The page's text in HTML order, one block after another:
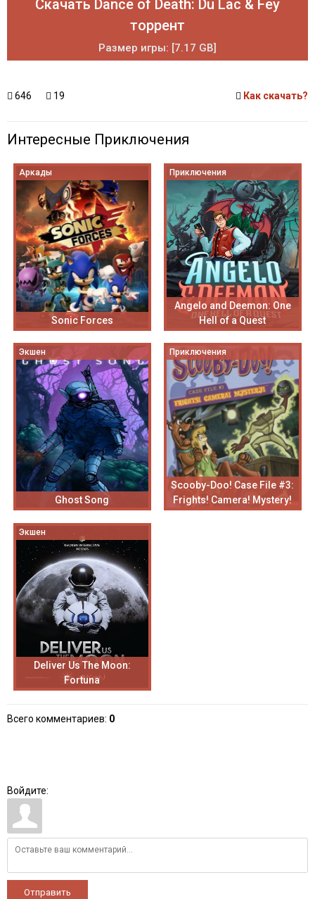
Скачать Dance of Death: Du Lac & Fey
торрент
Размер игры: [7.17 GB]
646 19 Как скачать?
Интересные Приключения
Аркады
Sonic Forces
Приключения
Angelo and Deemon: One
Hell of a Quest
Экшен
Ghost Song
Приключения
Scooby-Doo! Case File #3:
Frights! Camera! Mystery!
Экшен
Deliver Us The Moon:
Fortuna
Всего комментариев: 0
Войдите:
Отправить